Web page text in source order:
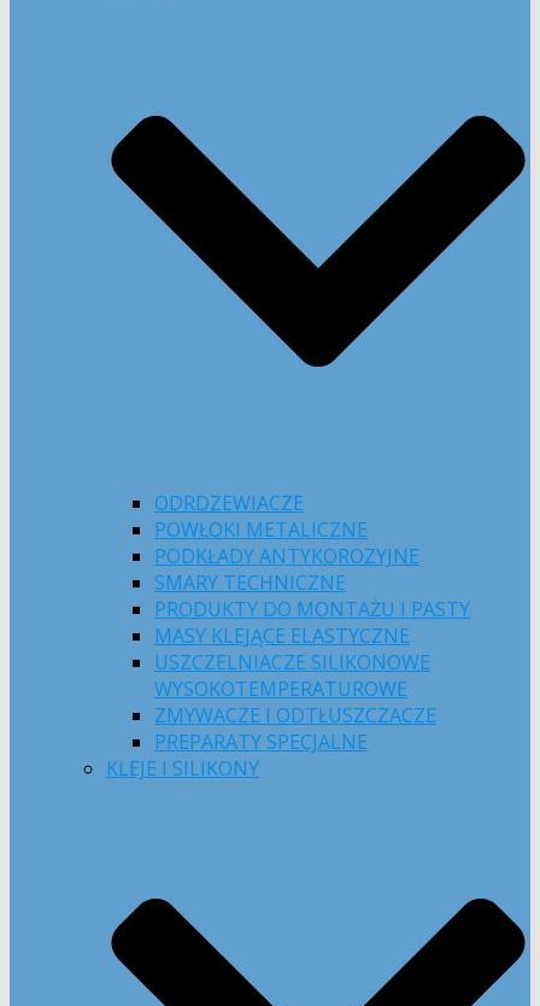
ODRDZEWIACZE
POWŁOKI METALICZNE
PODKŁADY ANTYKOROZYJNE
SMARY TECHNICZNE
PRODUKTY DO MONTAŻU I PASTY
MASY KLEJĄCE ELASTYCZNE
USZCZELNIACZE SILIKONOWE
WYSOKOTEMPERATUROWE
ZMYWACZE I ODTŁUSZCZACZE
PREPARATY SPECJALNE
KLEJE I SILIKONY